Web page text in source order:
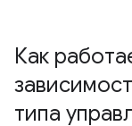
Как
типа